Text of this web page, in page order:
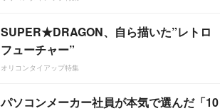
SUPER★DRAGON、自ら描いた”レトロ
フューチャー”
オリコンタイアップ特集
パソコンメーカー社員が本気で選んだ「10